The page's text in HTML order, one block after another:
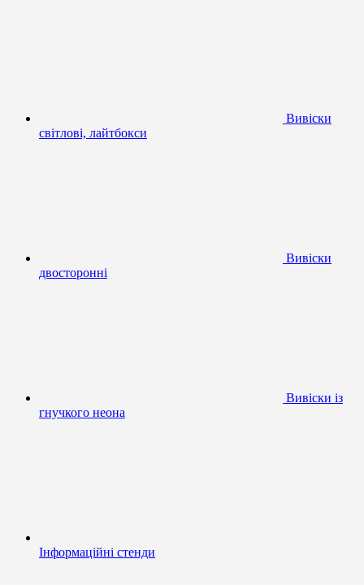
Вивіски
світлові, лайтбокси
Вивіски
двосторонні
Вивіски із
гнучкого неона
Інформаційні стенди